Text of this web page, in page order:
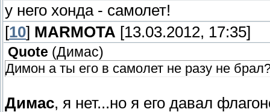
у него хонда - самолет!
[10] MARMOTA [13.03.2012, 17:35]
Quote (Димас)
Димон а ты его в самолет не разу не
Димас, я нет...но я его давал